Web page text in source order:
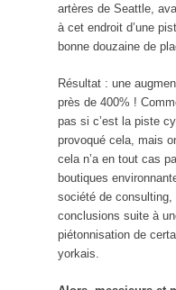
artères de Seattle,
à cet endroit d’une
bonne douzaine de
Résultat : une
près de 400% !
pas si c’est la piste
provoqué cela, mais
cela n’a en tout cas
boutiques
société de
conclusions suite à
piétonnisation de
yorkais.